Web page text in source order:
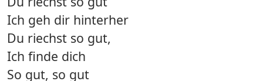
Ich geh dir hinterher
Du riechst so gut,
Ich finde dich
So gut, so gut